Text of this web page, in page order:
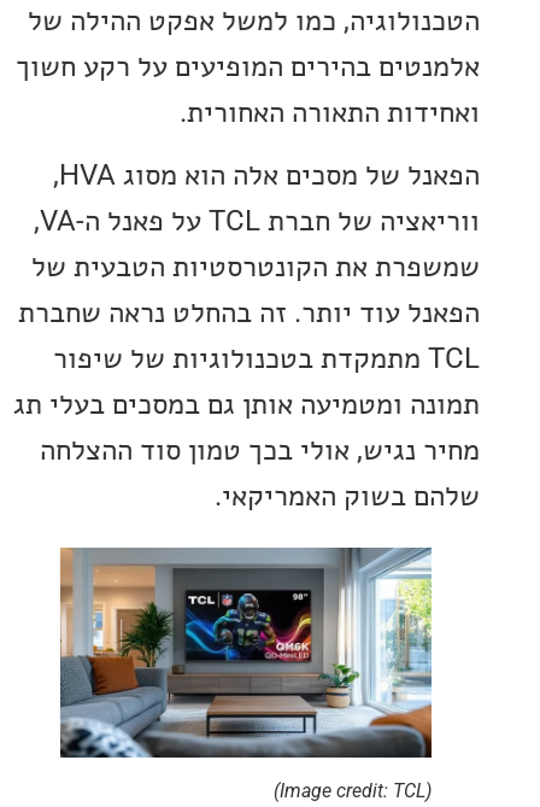
כמו למשל אפקט ההילה של
בהירים המופיעים על רקע חשוך
התאורה האחורית.
הפאנל של מסכים אלה הוא מסוג HVA,
ווריאציה של חברת TCL על פאנל ה-VA,
את הקונטרסטיות הטבעית של
עוד יותר. זה בהחלט נראה שחברת
TCL מתמקדת בטכנולוגיות של שיפור
ומטמיעה אותן גם במסכים בעלי תג
נגיש, אולי בכך טמון סוד ההצלחה
בשוק האמריקאי.